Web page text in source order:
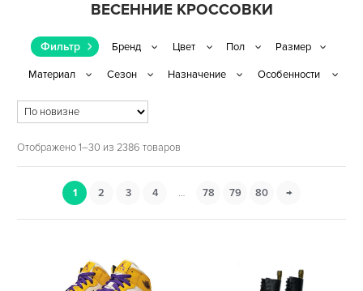
ВЕСЕННИЕ КРОССОВКИ
Фильтр
Отображено 1–30 из 2386 товаров
1 2 3 4 … 78 79 80 →